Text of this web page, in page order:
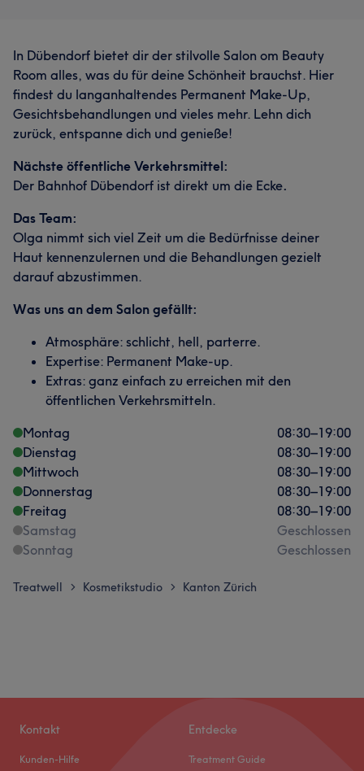
In Dübendorf bietet dir der stilvolle Salon om Beauty
Room alles, was du für deine Schönheit brauchst. Hier
findest du langanhaltendes Permanent Make-Up,
Gesichtsbehandlungen und vieles mehr. Lehn dich
zurück, entspanne dich und genieße!
Nächste öffentliche Verkehrsmittel:
Der Bahnhof Dübendorf ist direkt um die Ecke.
Das Team:
Olga nimmt sich viel Zeit um die Bedürfnisse deiner
Haut kennenzulernen und die Behandlungen gezielt
darauf abzustimmen.
Was uns an dem Salon gefällt:
Atmosphäre: schlicht, hell, parterre.
Expertise: Permanent Make-up.
Extras: ganz einfach zu erreichen mit den
öffentlichen Verkehrsmitteln.
Montag
08:30–19:00
Dienstag
08:30–19:00
Mittwoch
08:30–19:00
Donnerstag
08:30–19:00
Freitag
08:30–19:00
Samstag
Geschlossen
Sonntag
Geschlossen
Treatwell > Kosmetikstudio > Kanton Zürich
Kontakt
Kunden-Hilfe
Entdecke
Treatment Guide